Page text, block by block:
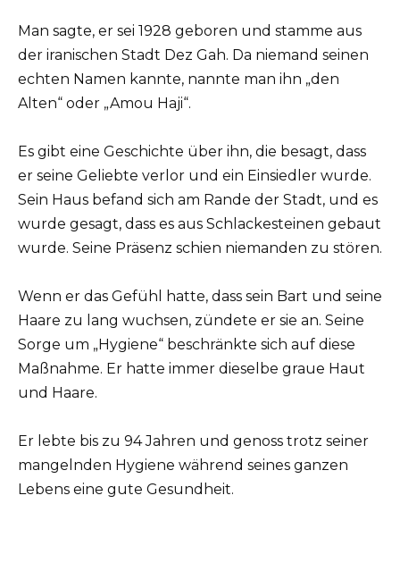
Man sagte, er sei 1928 geboren und stamme aus
der iranischen Stadt Dez Gah. Da niemand seinen
echten Namen kannte, nannte man ihn „den
Alten“ oder „Amou Haji“.
Es gibt eine Geschichte über ihn, die besagt, dass
er seine Geliebte verlor und ein Einsiedler wurde.
Sein Haus befand sich am Rande der Stadt, und es
wurde gesagt, dass es aus Schlackesteinen gebaut
wurde. Seine Präsenz schien niemanden zu stören.
Wenn er das Gefühl hatte, dass sein Bart und seine
Haare zu lang wuchsen, zündete er sie an. Seine
Sorge um „Hygiene“ beschränkte sich auf diese
Maßnahme. Er hatte immer dieselbe graue Haut
und Haare.
Er lebte bis zu 94 Jahren und genoss trotz seiner
mangelnden Hygiene während seines ganzen
Lebens eine gute Gesundheit.